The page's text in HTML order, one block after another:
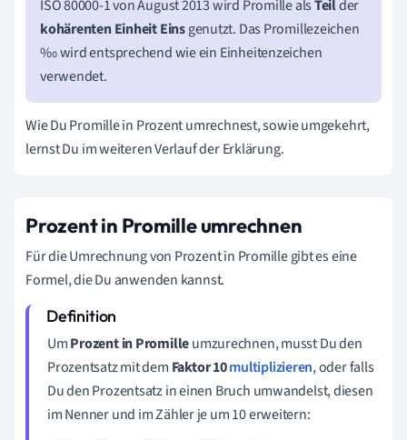
ISO 80000-1 von August 2013 wird Promille alsTeilder
kohärentenEinheit Einsgenutzt. Das Promillezeichen
‰ wird entsprechend wie ein Einheitenzeichen
verwendet.
Wie Du Promille in Prozent umrechnest, sowie umgekehrt,
lernst Du im weiteren Verlauf der Erklärung.
Prozent in Promille umrechnen
Für die Umrechnung von Prozent in Promille gibt es eine
Formel, die Du anwenden kannst.
UmProzent in Promilleumzurechnen, musst Du den
Prozentsatz mit dem Faktor 10multiplizieren, oder falls
Du den Prozentsatz in einen Bruch umwandelst, diesen
im Nenner und im Zähler je um 10 erweitern: